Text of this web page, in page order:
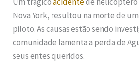
Nova York, resultou na morte de
piloto. As causas estão sendo
comunidade lamenta a perda de
seus entes queridos.